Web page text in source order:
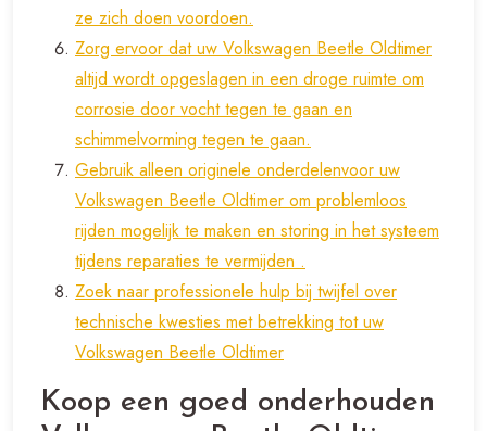
ze zich doen voordoen.
Zorg ervoor dat uw Volkswagen Beetle Oldtimer
altijd wordt opgeslagen in een droge ruimte om
corrosie door vocht tegen te gaan en
schimmelvorming tegen te gaan.
Gebruik alleen originele onderdelenvoor uw
Volkswagen Beetle Oldtimer om problemloos
rijden mogelijk te maken en storing in het systeem
tijdens reparaties te vermijden .
Zoek naar professionele hulp bij twijfel over
technische kwesties met betrekking tot uw
Volkswagen Beetle Oldtimer
Koop een goed onderhouden